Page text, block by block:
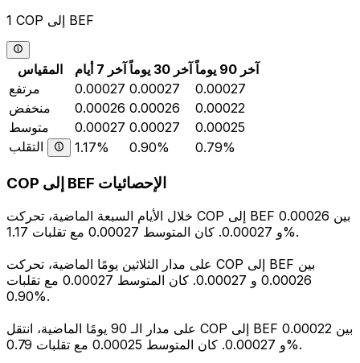
1 COP إلى BEF
المقياس آخر 7 أيام آخر 30 يوماً
آخر 90 يوماً
مرتفع
0.00027 0.00027
0.00027
منخفض
0.00026 0.00026
0.00022
متوسط
0.00027 0.00027
0.00025
التقلب
1.17% 0.90% 0.79%
COP إلى BEF الإحصائيات
خلال الأيام السبعة الماضية، تحركت COP إلى BEF بين 0.00026
و 0.00027. كان المتوسط 0.00027 مع تقلبات 1.17%.
على مدار الثلاثين يومًا الماضية، تحركت COP إلى BEF بين
0.00026 و 0.00027. كان المتوسط 0.00027 مع تقلبات
0.90%.
على مدار الـ 90 يومًا الماضية، انتقل COP إلى BEF بين 0.00022
و 0.00027. كان المتوسط 0.00025 مع تقلبات 0.79%.